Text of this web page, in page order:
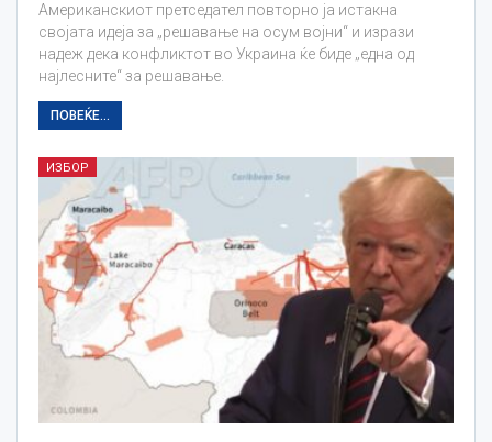
Американскиот претседател повторно ја истакна
својата идеја за „решавање на осум војни“ и изрази
надеж дека конфликтот во Украина ќе биде „една од
најлесните“ за решавање.
ПОВЕЌЕ...
ИЗБОР